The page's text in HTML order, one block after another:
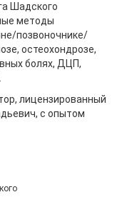
Шадского
методы
позвоночнике/
остеохондрозе,
болях, ДЦП,
лицензированный
с опытом